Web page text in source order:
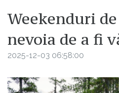
Weekenduri
nevoia de a fi
2025-12-03 06:58:00